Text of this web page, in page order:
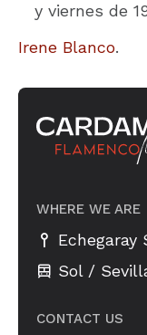
y viernes de
Irene Blanco.
WHERE WE ARE
Echegaray
Sol /
CONTACT US